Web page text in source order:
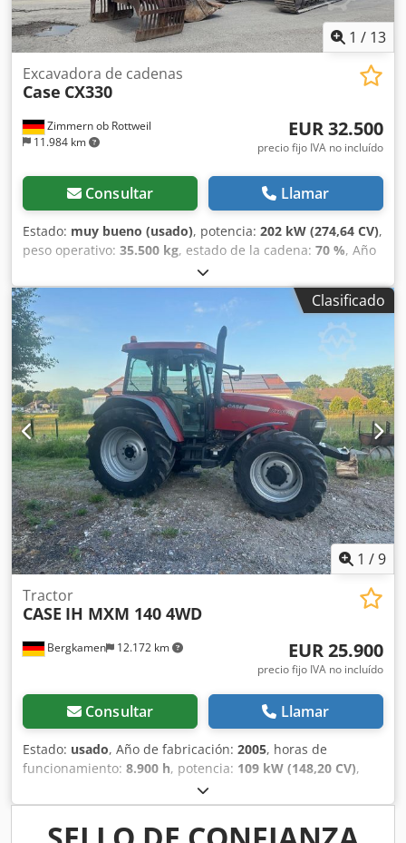
1 / 13
Zimmern ob Rottweil
11.984 km
Excavadora de cadenas
Case CX330
EUR 32.500
precio fijo IVA no incluído
Consultar Llamar
Estado: muy bueno (usado), potencia: 202 kW (274,64 CV),
peso operativo: 35.500 kg, estado de la cadena: 70 %, Año
, horas de funcionamiento:
Equipamiento:aire acondicionado, CASE CX330 Año de
fabricación: 2006 Horas de funcionamiento: 9.139 horas
Cabina cerrada Aire acondicionado Radio Sistema de
lubricación centralizado Brazo estándar Cuchara: 3,30 m
Circuito hidráulico completo (para martillo, pinza o cizalla)
Acoplamiento rápido OQ80 Dsdpszp Rm Rjfx Afxowa 1
cuchara – 800 mm de ancho 1 pinza – funciona, necesita
reparación Tren de rodaje conservado en
aproximadamente un 70 % Placas de base de 600 mm de
ancho Motor Isuzu de 202 kW Certificación CE Transporte:
10,8 x 3 x 3,40 m Peso en condiciones de trabajo: 35,5
toneladas.
Clasificado
1 /9
Bergkamen 12.172 km
Tractor
CASE IH MXM 140 4WD
EUR 25.900
precio fijo IVA no incluído
Consultar Llamar
Estado: usado, Año de fabricación: 2005, horas de
funcionamiento: 8.900 h, potencia: 109 kW (148,20 CV),
ABS, aire acondicionado, cabina, tracción a
las cuatro ruedas, Peso muerto: 5.868 kg Longitud: 4.692
mm Ancho: 2,507 mm Altura: 2.997 mm Distancia entre